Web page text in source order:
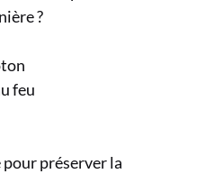
?
feu
préserver la